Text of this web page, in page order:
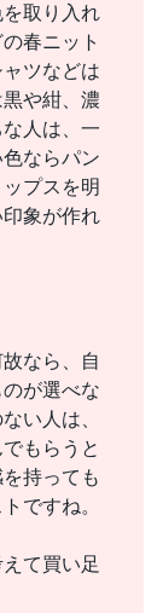
取り入れ
春ニット
ツなどは
や紺、濃
人は、一
ならパン
プスを明
象が作れ
なら、自
が選べな
い人は、
もらうと
持っても
ですね。
て買い足